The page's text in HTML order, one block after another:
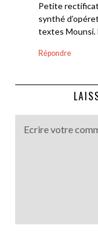
Petite
synthé
textes Mounsi.
Répondre